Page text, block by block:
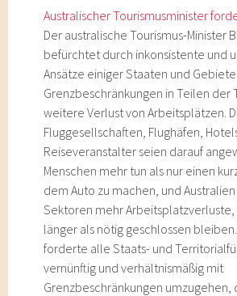
Australischer Tourismusminister
Der australische Tourismus-Minister
befürchtet durch inkonsistente und
Ansätze einiger Staaten und
Grenzbeschränkungen in Teilen der
weitere Verlust von Arbeitsplätzen.
Fluggesellschaften, Flughäfen,
Reiseveranstalter seien darauf
Menschen mehr tun als nur einen
dem Auto zu machen, und
Sektoren mehr
länger als nötig geschlossen
forderte alle Staats- und
vernünftig und verhältnismäßig mit
Grenzbeschränkungen umzugehen,